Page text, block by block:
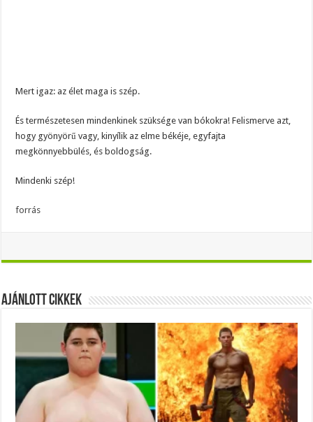
Mert igaz: az élet maga is szép.
És természetesen mindenkinek szüksége van bókokra! Felismerve azt,
hogy gyönyörű vagy, kinyílik az elme békéje, egyfajta
megkönnyebbülés, és boldogság.
Mindenki szép!
forrás
Ajánlott Cikkek